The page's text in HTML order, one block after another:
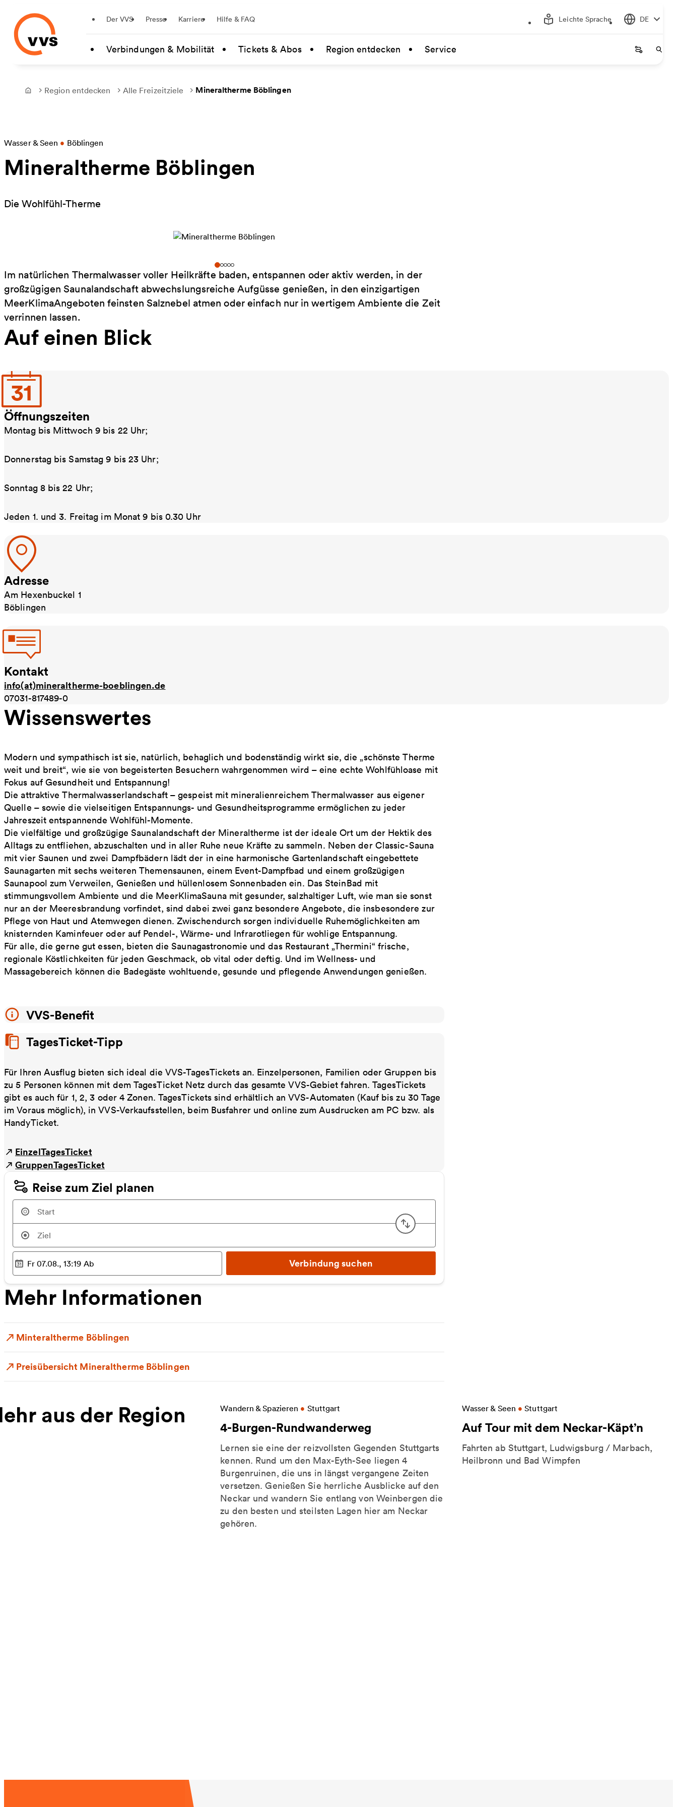
Zum Hauptinhalt springen
Der VVS Presse Karriere Hilfe & FAQ Leichte Sprache DE
Verbindungen & Mobilität Tickets & Abos Region entdecken Service Startseite
Frontpage
Region entdecken Alle Freizeitziele Mineraltherme Böblingen
Wasser & Seen • Böblingen
Mineraltherme Böblingen
Die Wohlfühl-Therme
Im natürlichen Thermalwasser voller Heilkräfte baden, entspannen oder aktiv werden, in der
großzügigen Saunalandschaft abwechslungsreiche Aufgüsse genießen, in den einzigartigen
MeerKlimaAngeboten feinsten Salznebel atmen oder einfach nur in wertigem Ambiente die Zeit
verrinnen lassen.
Auf einen Blick
Öffnungszeiten
Montag bis Mittwoch 9 bis 22 Uhr;
Donnerstag bis Samstag 9 bis 23 Uhr;
Sonntag 8 bis 22 Uhr;
Jeden 1. und 3. Freitag im Monat 9 bis 0.30 Uhr
Adresse
Am Hexenbuckel 1
Böblingen
Kontakt
info(at)mineraltherme-boeblingen.de
07031-817489-0
Wissenswertes
Modern und sympathisch ist sie, natürlich, behaglich und bodenständig wirkt sie, die „schönste Therme
weit und breit“, wie sie von begeisterten Besuchern wahrgenommen wird – eine echte Wohlfühloase mit
Fokus auf Gesundheit und Entspannung!
Die attraktive Thermalwasserlandschaft – gespeist mit mineralienreichem Thermalwasser aus eigener
Quelle – sowie die vielseitigen Entspannungs- und Gesundheitsprogramme ermöglichen zu jeder
Jahreszeit entspannende Wohlfühl-Momente.
Die vielfältige und großzügige Saunalandschaft der Mineraltherme ist der ideale Ort um der Hektik des
Alltags zu entfliehen, abzuschalten und in aller Ruhe neue Kräfte zu sammeln. Neben der Classic-Sauna
mit vier Saunen und zwei Dampfbädern lädt der in eine harmonische Gartenlandschaft eingebettete
Saunagarten mit sechs weiteren Themensaunen, einem Event-Dampfbad und einem großzügigen
Saunapool zum Verweilen, Genießen und hüllenlosem Sonnenbaden ein. Das SteinBad mit
stimmungsvollem Ambiente und die MeerKlimaSauna mit gesunder, salzhaltiger Luft, wie man sie sonst
nur an der Meeresbrandung vorfindet, sind dabei zwei ganz besondere Angebote, die insbesondere zur
Pflege von Haut und Atemwegen dienen. Zwischendurch sorgen individuelle Ruhemöglichkeiten am
knisternden Kaminfeuer oder auf Pendel-, Wärme- und Infrarotliegen für wohlige Entspannung.
Für alle, die gerne gut essen, bieten die Saunagastronomie und das Restaurant „Thermini“ frische,
regionale Köstlichkeiten für jeden Geschmack, ob vital oder deftig. Und im Wellness- und
Massagebereich können die Badegäste wohltuende, gesunde und pflegende Anwendungen genießen.
VVS-Benefit
TagesTicket-Tipp
Für Ihren Ausflug bieten sich ideal die VVS-TagesTickets an. Einzelpersonen, Familien oder Gruppen bis
zu 5 Personen können mit dem TagesTicket Netz durch das gesamte VVS-Gebiet fahren. TagesTickets
gibt es auch für 1, 2, 3 oder 4 Zonen. TagesTickets sind erhältlich an VVS-Automaten (Kauf bis zu 30 Tage
im Voraus möglich), in VVS-Verkaufsstellen, beim Busfahrer und online zum Ausdrucken am PC bzw. als
HandyTicket.
EinzelTagesTicket
GruppenTagesTicket
Reise zum Ziel planen
Start und Ziel umdrehen
Ausgewählter Zeitpunkt
Fr 07.08., 13:19 Ab Verbindung suchen
Mehr Informationen
Minteraltherme Böblingen
Preisübersicht Mineraltherme Böblingen
aus der Region Wandern & Spazieren • Stuttgart
4-Burgen-Rundwanderweg
Lernen sie eine der reizvollsten Gegenden Stuttgarts
kennen. Rund um den Max-Eyth-See liegen 4
Burgenruinen, die uns in längst vergangene Zeiten
versetzen. Genießen Sie herrliche Ausblicke auf den
Neckar und wandern Sie entlang von Weinbergen die
zu den besten und steilsten Lagen hier am Neckar
gehören.
Weitere Informationen zu 4-Burgen-Rundwanderweg Wasser & Seen • Stuttgart
Auf Tour mit dem Neckar-Käpt’n
Fahrten ab Stuttgart, Ludwigsburg / Marbach,
Heilbronn und Bad Wimpfen
Weitere Informationen zu Auf Tour mit dem